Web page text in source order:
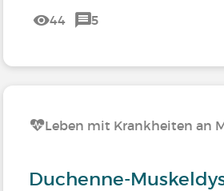
44 5
Leben mit Krankheiten an
Duchenne-